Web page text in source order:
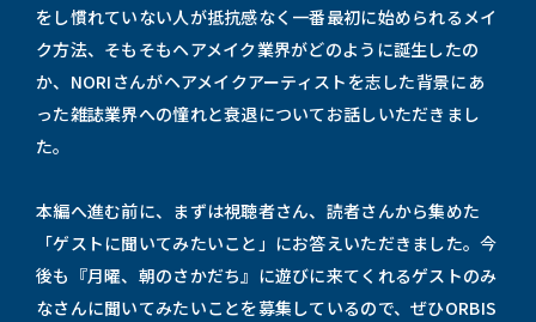
をし慣れていない人が抵抗感なく一番最初に始められるメイ
ク方法、そもそもヘアメイク業界がどのように誕生したの
か、NORIさんがヘアメイクアーティストを志した背景にあ
った雑誌業界への憧れと衰退についてお話しいただきまし
た。
本編へ進む前に、まずは視聴者さん、読者さんから集めた
「ゲストに聞いてみたいこと」にお答えいただきました。今
後も『月曜、朝のさかだち』に遊びに来てくれるゲストのみ
なさんに聞いてみたいことを募集しているので、ぜひORBIS